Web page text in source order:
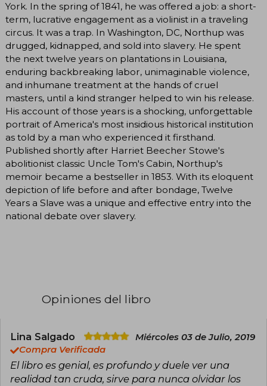
York. In the spring of 1841, he was offered a job: a short-
term, lucrative engagement as a violinist in a traveling
circus. It was a trap. In Washington, DC, Northup was
drugged, kidnapped, and sold into slavery. He spent
the next twelve years on plantations in Louisiana,
enduring backbreaking labor, unimaginable violence,
and inhumane treatment at the hands of cruel
masters, until a kind stranger helped to win his release.
His account of those years is a shocking, unforgettable
portrait of America's most insidious historical institution
as told by a man who experienced it firsthand.
Published shortly after Harriet Beecher Stowe's
abolitionist classic Uncle Tom's Cabin, Northup's
memoir became a bestseller in 1853. With its eloquent
depiction of life before and after bondage, Twelve
Years a Slave was a unique and effective entry into the
national debate over slavery.
Opiniones del libro
Lina Salgado
Miércoles 03 de Julio, 2019
Compra Verificada
El libro es genial, es profundo y duele ver una
realidad tan cruda, sirve para nunca olvidar los